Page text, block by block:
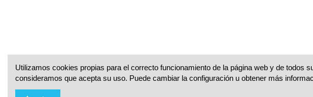
Utilizamos cookies propias para el correcto funcionamiento de la página web y de todos
consideramos que acepta su uso. Puede cambiar la configuración u obtener más